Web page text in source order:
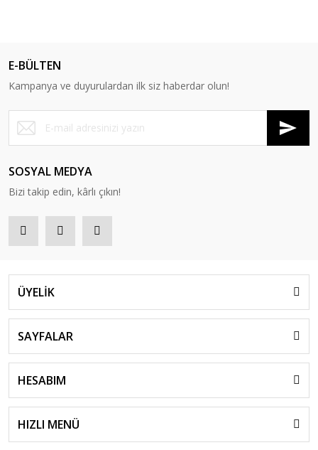
E-BÜLTEN
Kampanya ve duyurulardan ilk siz haberdar olun!
SOSYAL MEDYA
Bizi takip edin, kârlı çıkın!
ÜYELİK
SAYFALAR
HESABIM
HIZLI MENÜ